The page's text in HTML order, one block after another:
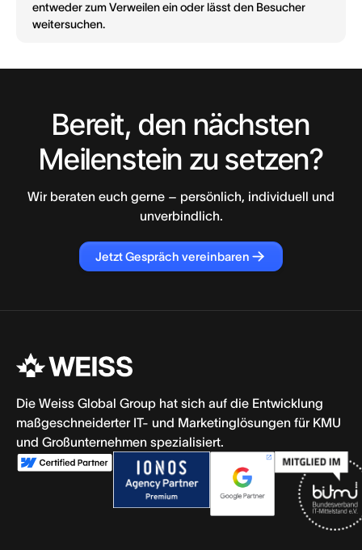
entweder zum Verweilen ein oder lässt den Besucher
weitersuchen.
Bereit, den nächsten
Meilenstein zu setzen?
Wir beraten euch gerne – persönlich, individuell und
unverbindlich.
Jetzt Gespräch vereinbaren
Jetzt
vereinbaren
Die Weiss Global Group hat sich auf die Entwicklung
maßgeschneiderter IT- und Marketinglösungen für KMU
und Großunternehmen spezialisiert.